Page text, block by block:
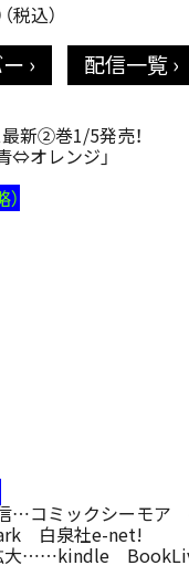
税込）
› 配信一覧 ›
新②巻1/5発売！
⇔オレンジ」
…コミックシーモ
白泉社e-net!
拡大……kindle